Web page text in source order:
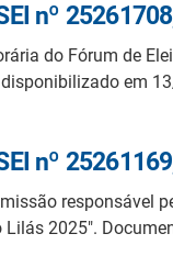
nº
do Fórum de
em
nº
responsável
2025".